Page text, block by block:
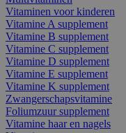
Vitaminen voor kinderen
Vitamine A supplement
Vitamine B supplement
Vitamine C supplement
Vitamine D supplement
Vitamine E supplement
Vitamine K supplement
Zwangerschapsvitamine
Foliumzuur supplement
Vitamine haar en nagels